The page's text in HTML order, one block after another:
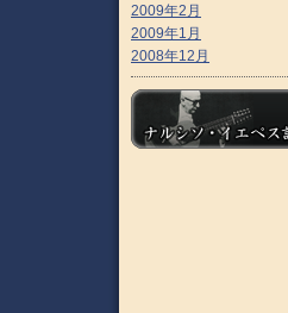
2009年2月
2009年1月
2008年12月